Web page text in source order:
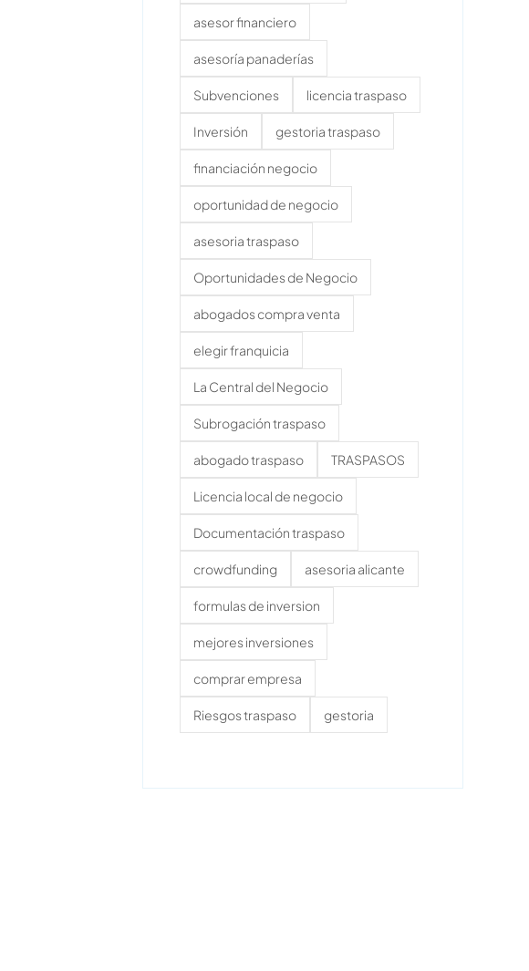
asesor financiero
asesoría panaderías
Subvenciones licencia traspaso
Inversión gestoria traspaso
financiación negocio
oportunidad de negocio
asesoria traspaso
Oportunidades de Negocio
abogados compra venta
elegir franquicia
La Central del Negocio
Subrogación traspaso
abogado traspaso TRASPASOS
Licencia local de negocio
Documentación traspaso
crowdfunding asesoria alicante
formulas de inversion
mejores inversiones
comprar empresa
Riesgos traspaso gestoria